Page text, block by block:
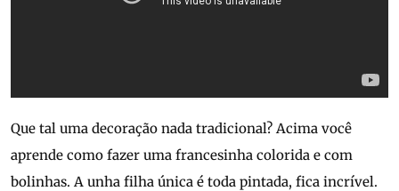
Que tal uma decoração nada tradicional? Acima você
aprende como fazer uma francesinha colorida e com
bolinhas. A unha filha única é toda pintada, fica incrível.